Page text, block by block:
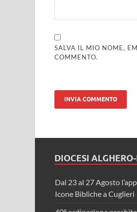
SALVA IL MIO NOME,
COMMENTO.
DIOCESI
Dal 23 al 27 Agosto
Icone Bibliche a Cuglieri